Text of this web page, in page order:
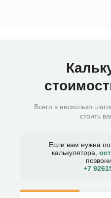
Всего в несколько
стоить
Если вам нужна
калькулятора,
+7